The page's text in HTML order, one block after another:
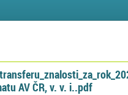
AV ČR, v. v. i..pdf